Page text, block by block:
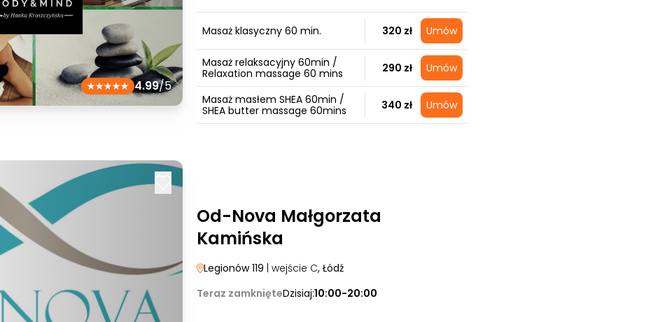
4.99/5
Masaż klasyczny 60 min. 320 zł Umów
Masaż relaksacyjny 60min /
Relaxation massage 60 mins
290 zł Umów
Masaż masłem SHEA 60min /
SHEA butter massage 60mins
340 zł Umów
Od-Nova Małgorzata
Kamińska
Legionów 119 | wejście C, Łódź
Teraz zamknięteDzisiaj:10:00-20:00